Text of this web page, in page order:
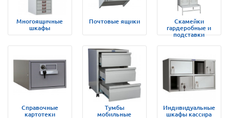
Многоящичные
шкафы
Почтовые ящики
Скамейки
гардеробные и
подставки
Справочные
картотеки
Тумбы
мобильные
Индивидуальные
шкафы кассира